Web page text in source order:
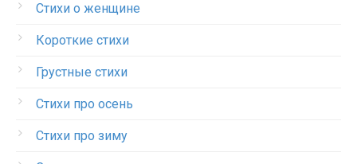
Стихи о женщине
Короткие стихи
Грустные стихи
Стихи про осень
Стихи про зиму